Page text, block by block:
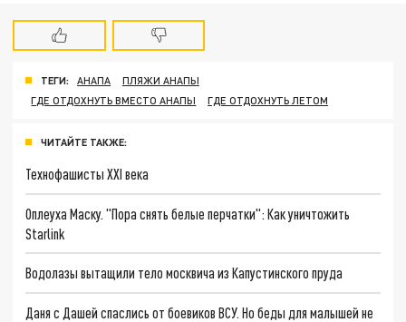
ТЕГИ: АНАПА
ПЛЯЖИ АНАПЫ
ГДЕ ОТДОХНУТЬ ВМЕСТО АНАПЫ
ГДЕ ОТДОХНУТЬ ЛЕТОМ
ЧИТАЙТЕ ТАКЖЕ:
Технофашисты XXI века
Оплеуха Маску. "Пора снять белые перчатки": Как уничтожить
Starlink
Водолазы вытащили тело москвича из Капустинского пруда
Даня с Дашей спаслись от боевиков ВСУ. Но беды для малышей не